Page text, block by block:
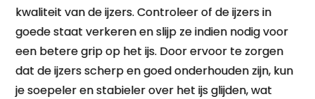
kwaliteit van de ijzers. Controleer of de ijzers in
goede staat verkeren en slijp ze indien nodig voor
een betere grip op het ijs. Door ervoor te zorgen
dat de ijzers scherp en goed onderhouden zijn, kun
je soepeler en stabieler over het ijs glijden, wat